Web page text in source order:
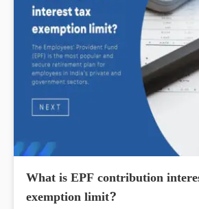
What is EPF contribution
exemption limit?